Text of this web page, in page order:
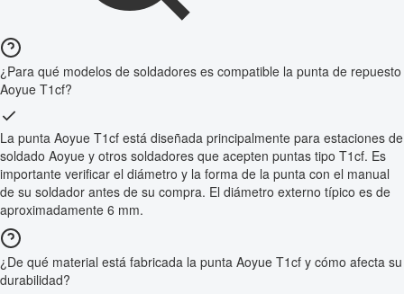
¿Para qué modelos de soldadores es compatible la punta de repuesto
Aoyue T1cf?
La punta Aoyue T1cf está diseñada principalmente para estaciones de
soldado Aoyue y otros soldadores que acepten puntas tipo T1cf. Es
importante verificar el diámetro y la forma de la punta con el manual
de su soldador antes de su compra. El diámetro externo típico es de
aproximadamente 6 mm.
¿De qué material está fabricada la punta Aoyue T1cf y cómo afecta su
durabilidad?